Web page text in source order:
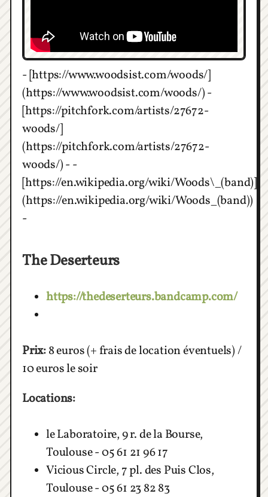
- [https://www.woodsist.com/woods/]
(https://www.woodsist.com/woods/) -
[https://pitchfork.com/artists/27672-
woods/]
(https://pitchfork.com/artists/27672-
woods/) - -
[https://en.wikipedia.org/wiki/Woods\_(band)]
(https://en.wikipedia.org/wiki/Woods_(band))
-
The Deserteurs
https://thedeserteurs.bandcamp.com/
Prix:8 euros (+ frais de location éventuels) /
10 euros le soir
Locations:
le Laboratoire, 9 r. de la Bourse,
Toulouse - 05 61 21 96 17
Vicious Circle, 7 pl. des Puis Clos,
Toulouse - 05 61 23 82 83